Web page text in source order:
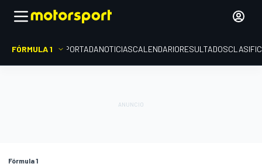
FÓRMULA 1 PORTADANOTICIASCALENDARIORESULTADOS
Fórmula 1